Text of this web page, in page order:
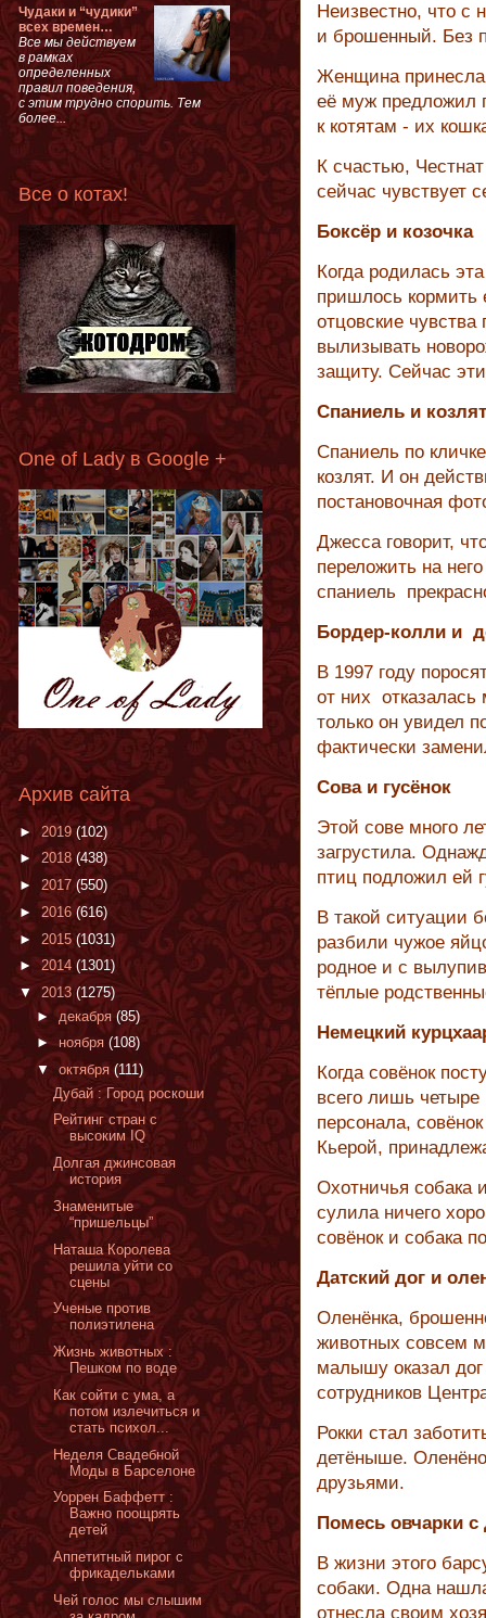
Неизвестно, что с
и брошенный. Без
Женщина принесла
её муж предложил
к котятам - их
К счастью,
сейчас чувствует
Боксёр и козочка
Когда родилась
пришлось кормить
отцовские чувства
вылизывать
защиту. Сейчас
Спаниель и
Спаниель по
козлят. И он
постановочная
Джесса говорит,
переложить на
спаниель
Бордер-колли и
В 1997 году
от них отказалась
только он увидел
фактически
Сова и гусёнок
Этой сове много
загрустила.
птиц подложил ей
В такой ситуации
разбили чужое
родное и с
тёплые
Немецкий
Когда совёнок
всего лишь четыре
персонала,
Кьерой,
Охотничья собака
сулила ничего
совёнок и собака
Датский дог и
Оленёнка,
животных совсем
малышу оказал
сотрудников
Рокки стал
детёныше.
друзьями.
Помесь овчарки
В жизни этого
собаки. Одна
отнесла своим
Чудаки и “чудики”
всех времен…
Все мы действуем
в рамках
определенных
правил поведения,
с этим трудно спорить. Тем
более...
Все о котах!
One of Lady в Google +
Архив сайта
► 2019 (102)
►2018 (438)
► 2017 (550)
► 2016(616)
► 2015 (1031)
►2014 (1301)
▼ 2013 (1275)
►декабря (85)
► ноября (108)
▼ октября(111)
Дубай : Город роскоши
Рейтинг стран с
высоким IQ
Долгая джинсовая
история
Знаменитые
“пришельцы”
Наташа Королева
решила уйти со
сцены
Ученые против
полиэтилена
Жизнь животных :
Пешком по воде
Как сойти с ума, а
потом излечиться и
стать психол...
Неделя Свадебной
Моды в Барселоне
Уоррен Баффетт :
Важно поощрять
детей
Аппетитный пирог с
фрикадельками
Чей голос мы слышим